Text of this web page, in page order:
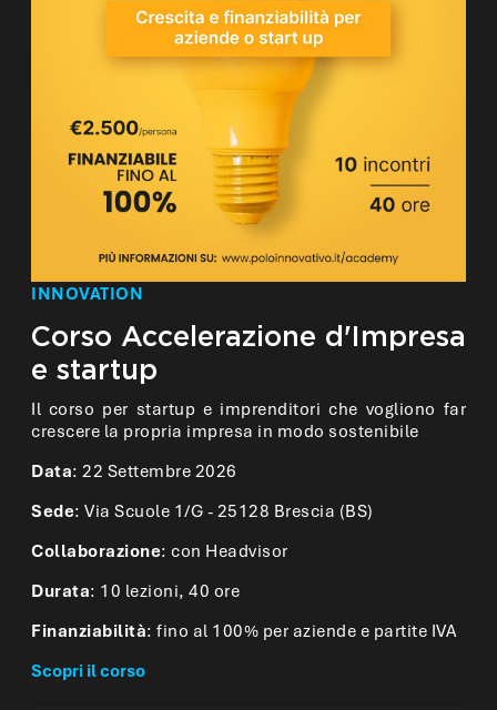
INNOVATION
Corso Accelerazione d'Impresa
e startup
Il corso per startup e imprenditori che vogliono far
crescere la propria impresa in modo sostenibile
Data: 22 Settembre 2026
Sede: Via Scuole 1/G - 25128 Brescia (BS)
Collaborazione: con Headvisor
Durata: 10 lezioni, 40 ore
Finanziabilità: fino al 100% per aziende e partite IVA
Scopri il corso